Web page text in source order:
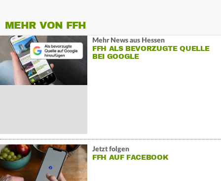
MEHR VON FFH
Mehr News aus Hessen
FFH ALS BEVORZUGTE QUELLE
BEI GOOGLE
Jetzt folgen
FFH AUF FACEBOOK